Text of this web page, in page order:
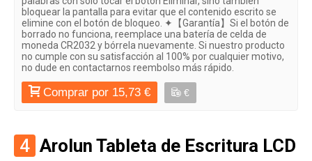
bloquear la pantalla para evitar que el contenido escrito se
elimine con el botón de bloqueo. ✦【Garantía】Si el botón de
borrado no funciona, reemplace una batería de celda de
moneda CR2032 y bórrela nuevamente. Si nuestro producto
no cumple con su satisfacción al 100% por cualquier motivo,
no dude en contactarnos reembolso más rápido.
Comprar por 15,73 € €
4 Arolun Tableta de Escritura LCD